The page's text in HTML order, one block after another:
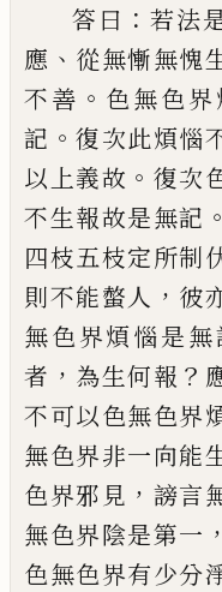
答曰 ：若法
應 、 從無慚無愧
不善 。 色無色界
記 。復次此煩惱
以上義故 。 復次
不生報故是無記 。
四枝五枝定所制
則不能螫人 ， 彼
無色界煩惱是無
者 ， 為生何報 ？
不可以色無色界
無色界非一向能
色界邪見 ， 謗言
無色界陰是第一 ，
色無色界有少分